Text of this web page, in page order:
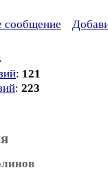
сообщение
: 121
: 223